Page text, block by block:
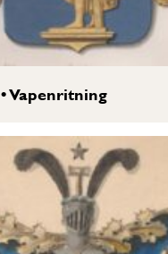
•Vapenritning